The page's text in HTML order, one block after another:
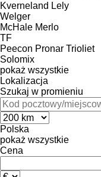
Kverneland Lely
Welger
McHale Merlo
TF
Peecon Pronar Trioliet
Solomix
pokaż wszystkie
Lokalizacja
Szukaj w promieniu
Polska
pokaż wszystkie
Cena